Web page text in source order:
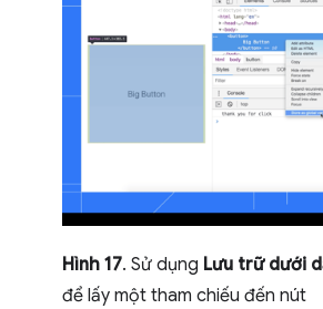
Hình 17. Sử dụng Lưu trữ dưới
để lấy một tham chiếu đến nút